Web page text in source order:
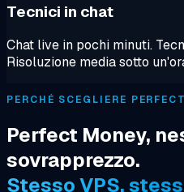
Tecnici in chat
Chat live in pochi minuti.
Risoluzione media sotto
PERCHÉ SCEGLIERE
Perfect Money,
sovrapprezzo.
Stesso VPS,